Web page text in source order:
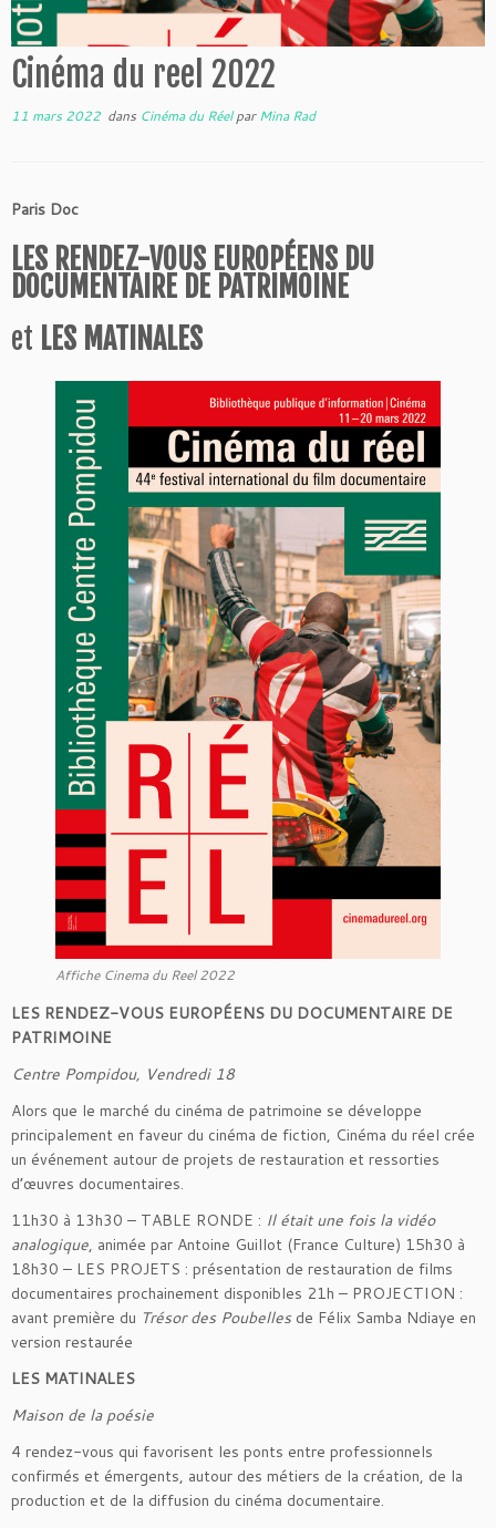
Cinéma du reel 2022
11 mars 2022 dans Cinéma du RéelparMina Rad
Paris Doc
LES RENDEZ-VOUS EUROPÉENS DU
DOCUMENTAIRE DE PATRIMOINE
et LES MATINALES
Affiche Cinema du Reel 2022
LES RENDEZ-VOUS EUROPÉENS DU DOCUMENTAIRE DE
PATRIMOINE
Centre Pompidou, Vendredi 18
Alors que le marché du cinéma de patrimoine se développe
principalement en faveur du cinéma de fiction, Cinéma du réel crée
un événement autour de projets de restauration et ressorties
d’œuvres documentaires.
11h30 à 13h30 – TABLE RONDE : Il était une fois la vidéo
analogique, animée par Antoine Guillot (France Culture) 15h30 à
18h30 – LES PROJETS : présentation de restauration de films
documentaires prochainement disponibles 21h – PROJECTION :
avant première du Trésor des Poubelles de Félix Samba Ndiaye en
version restaurée
LES MATINALES
Maison de la poésie
4 rendez-vous qui favorisent les ponts entre professionnels
confirmés et émergents, autour des métiers de la création, de la
production et de la diffusion du cinéma documentaire.